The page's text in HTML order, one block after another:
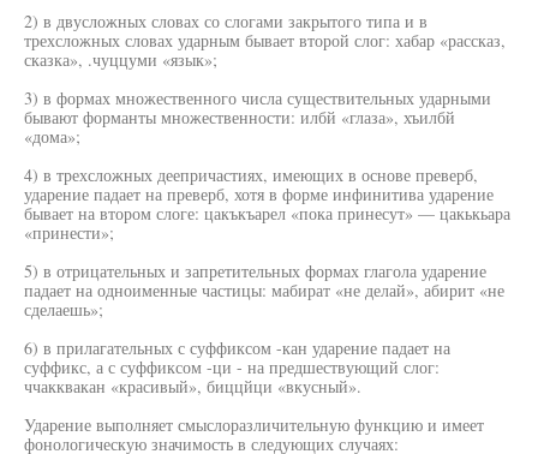
2) в двусложных словах со слогами закрытого типа и в
трехсложных словах ударным бывает второй слог: хабар «рассказ,
сказка», .чуццуми «язык»;
3) в формах множественного числа существительных ударными
бывают форманты множественности: илбй «глаза», хъилбй
«дома»;
4) в трехсложных деепричастиях, имеющих в основе преверб,
ударение падает на преверб, хотя в форме инфинитива ударение
бывает на втором слоге: цакъкъарел «пока принесут» — цакькьара
«принести»;
5) в отрицательных и запретительных формах глагола ударение
падает на одноименные частицы: мабират «не делай», абирит «не
сделаешь»;
6) в прилагательных с суффиксом -кан ударение падает на
суффикс, а с суффиксом -ци - на предшествующий слог:
ччакквакан «красивый», биццйци «вкусный».
Ударение выполняет смыслоразличительную функцию и имеет
фонологическую значимость в следующих случаях: